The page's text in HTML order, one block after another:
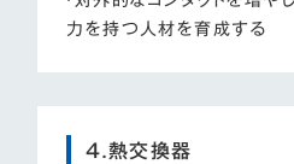
力を持つ人材を育成する
４.熱交換器